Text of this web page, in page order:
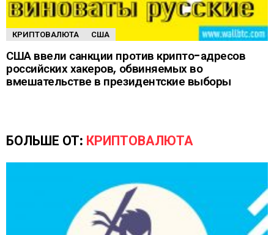
КРИПТОВАЛЮТА США
США ввели санкции против крипто-адресов
российских хакеров, обвиняемых во
вмешательстве в президентские выборы
БОЛЬШЕ ОТ: КРИПТОВАЛЮТА